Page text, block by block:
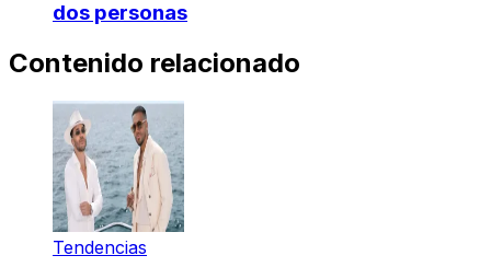
dos personas
Contenido relacionado
Tendencias